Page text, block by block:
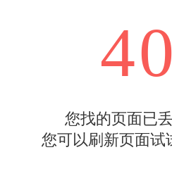
您找的页面已
您可以刷新页面试